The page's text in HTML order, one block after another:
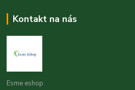
Kontakt na nás
Esme eshop